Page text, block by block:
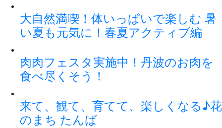
大自然満喫！体いっぱいで楽しむ 暑
い夏も元気に！春夏アクティブ編
肉肉フェスタ実施中！丹波のお肉を
食べ尽くそう！
来て、観て、育てて、楽しくなる♪花
のまち たんば